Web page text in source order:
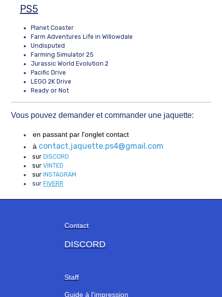
PS5
Planet Coaster
Farm Adventures Life in Willowdale
Undisputed
Farming Simulator 25
Jurassic World Evolution 2
Pacific Drive
LEGO 2K Drive
Ready or Not
Vous pouvez demander et commander une jaquette:
en passant par l'onglet contact
à contact.jaquette.ps4@gmail.com
sur DISCORD
sur VINTED
sur INSTAGRAM
sur FIVERR
Contact
DISCORD
Staff
Guide à l'impression